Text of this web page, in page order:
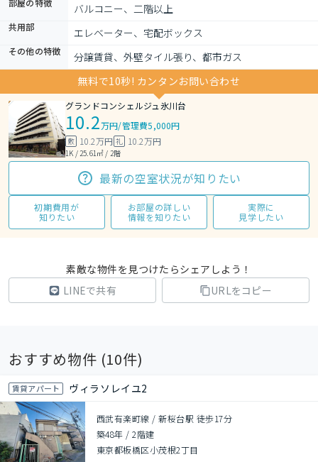
部屋の特徴 バルコニー、二階以上
共用部 エレベーター、宅配ボックス
その他の特徴
分譲賃貸、外壁タイル張り、都市ガス
無料で10秒! カンタンお問い合わせ
グランドコンシェルジュ氷川台
10.2万円/管理費5,000円
敷 10.2万円 礼 10.2万円
1K / 25.61㎡ / 2階
最新の空室状況が知りたい
初期費用が
知りたい
お部屋の詳しい
情報を知りたい
実際に
見学したい
素敵な物件を見つけたらシェアしよう！
LINEで共有
URLをコピー
おすすめ物件 (10件)
賃貸アパート ヴィラソレイユ2
西武有楽町線 / 新桜台駅 徒歩17分
築48年 /2階建
東京都板橋区小茂根2丁目